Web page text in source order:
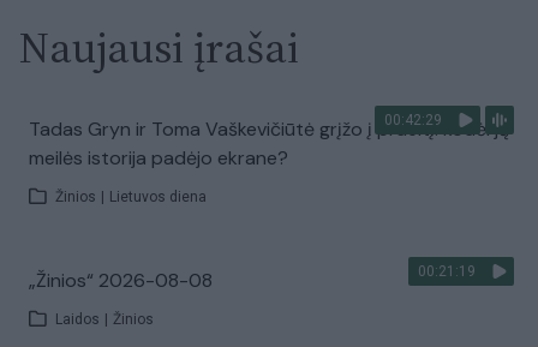
Naujausi įrašai
00:42:29
Tadas Gryn ir Toma Vaškevičiūtė grįžo į praeitį: kodėl jų
meilės istorija padėjo ekrane?
Žinios Lietuvos diena
00:21:19
„Žinios“ 2026-08-08
Laidos Žinios